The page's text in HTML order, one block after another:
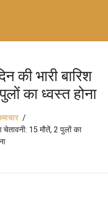
की भारी बारिश
का ध्वस्त होना
चेतावनी: 15 मौतें, 2 पुलों का